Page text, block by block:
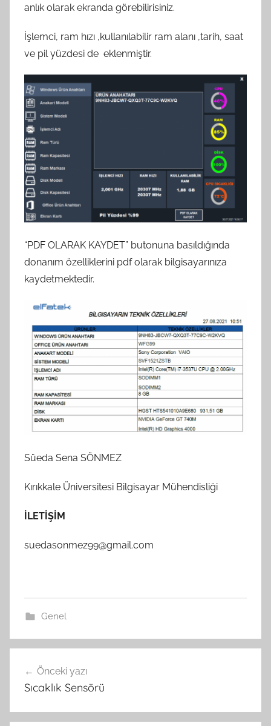
anlık olarak ekranda görebilirisiniz.
İşlemci, ram hızı ,kullanılabilir ram alanı ,tarih, saat
ve pil yüzdesi de eklenmiştir.
“PDF OLARAK KAYDET” butonuna basıldığında
donanım özelliklerini pdf olarak bilgisayarınıza
kaydetmektedir.
Süeda Sena SÖNMEZ
Kırıkkale Üniversitesi Bilgisayar Mühendisliği
İLETİŞİM
suedasonmez99@gmail.com
Genel
gezinmesi
Önceki yazı
Sıcaklık Sensörü